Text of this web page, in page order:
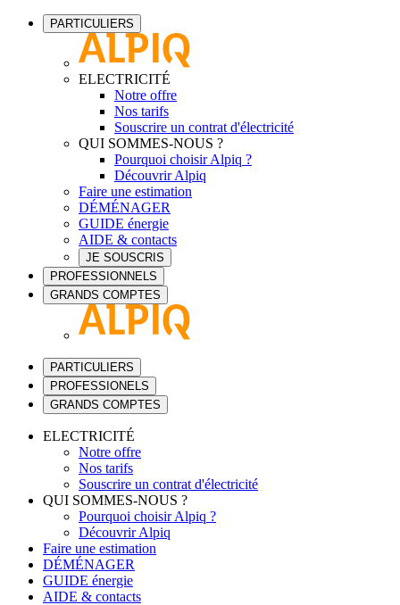
PARTICULIERS
ELECTRICITÉ
Notre offre
Nos tarifs
Souscrire un contrat d'électricité
QUI SOMMES-NOUS ?
Pourquoi choisir Alpiq ?
Découvrir Alpiq
Faire une estimation
DÉMÉNAGER
GUIDE énergie
AIDE & contacts
JE SOUSCRIS
PROFESSIONNELS
GRANDS COMPTES
PARTICULIERS
PROFESSIONELS
GRANDS COMPTES
ELECTRICITÉ
Notre offre
Nos tarifs
Souscrire un contrat d'électricité
QUI SOMMES-NOUS ?
Pourquoi choisir Alpiq ?
Découvrir Alpiq
Faire une estimation
DÉMÉNAGER
GUIDE énergie
AIDE & contacts